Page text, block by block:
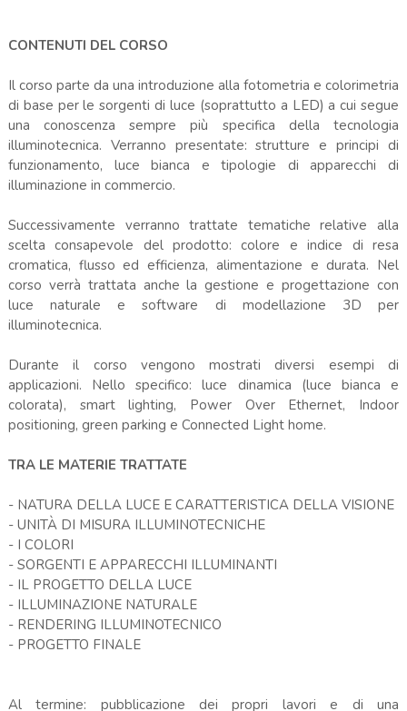
CONTENUTI DEL CORSO
Il corso parte da una introduzione alla fotometria e colorimetria
di base per le sorgenti di luce (soprattutto a LED) a cui segue
una conoscenza sempre più specifica della tecnologia
illuminotecnica. Verranno presentate: strutture e principi di
funzionamento, luce bianca e tipologie di apparecchi di
illuminazione in commercio.
Successivamente verranno trattate tematiche relative alla
scelta consapevole del prodotto: colore e indice di resa
cromatica, flusso ed efficienza, alimentazione e durata. Nel
corso verrà trattata anche la gestione e progettazione con
luce naturale e software di modellazione 3D per
illuminotecnica.
Durante il corso vengono mostrati diversi esempi di
applicazioni. Nello specifico: luce dinamica (luce bianca e
colorata), smart lighting, Power Over Ethernet, Indoor
positioning, green parking e Connected Light home.
TRA LE MATERIE TRATTATE
- NATURA DELLA LUCE E CARATTERISTICA DELLA VISIONE
- UNITÀ DI MISURA ILLUMINOTECNICHE
- I COLORI
- SORGENTI E APPARECCHI ILLUMINANTI
- IL PROGETTO DELLA LUCE
- ILLUMINAZIONE NATURALE
- RENDERING ILLUMINOTECNICO
- PROGETTO FINALE
Al termine: pubblicazione dei propri lavori e di una